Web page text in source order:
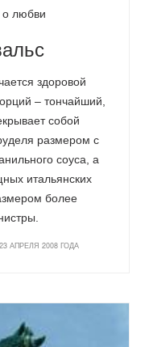
о любви
здоровой
– тончайший,
собой
размером с
соуса, а
итальянских
более
23 АПРЕЛЯ 2008 ГОДА